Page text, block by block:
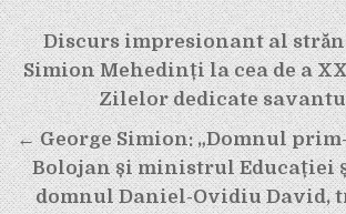
Navigare
în
articole
Discurs impresionant al
Simion Mehedinți la cea de a
Zilelor dedicate
← George Simion: „Domnul
Bolojan și ministrul Educației
domnul Daniel-Ovidiu David,